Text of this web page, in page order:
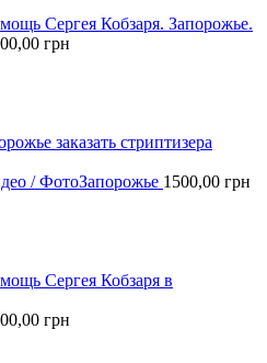
Сергея Кобзаря. Запорожье.
грн
заказать стриптизера
/ ФотоЗапорожье 1500,00 грн
Сергея Кобзаря в
грн